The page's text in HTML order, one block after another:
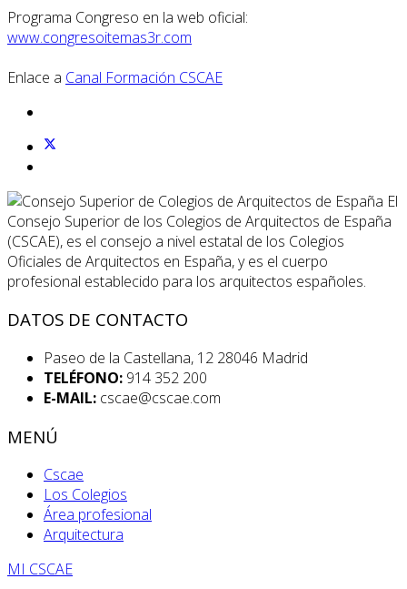
Programa Congreso en la web oficial:
www.congresoitemas3r.com
Enlace a Canal Formación CSCAE
El
Consejo Superior de los Colegios de Arquitectos de España
(CSCAE), es el consejo a nivel estatal de los Colegios
Oficiales de Arquitectos en España, y es el cuerpo
profesional establecido para los arquitectos españoles.
DATOS DE CONTACTO
Paseo de la Castellana, 12 28046 Madrid
TELÉFONO: 914 352 200
E-MAIL: cscae@cscae.com
MENÚ
Cscae
Los Colegios
Área profesional
Arquitectura
MI CSCAE